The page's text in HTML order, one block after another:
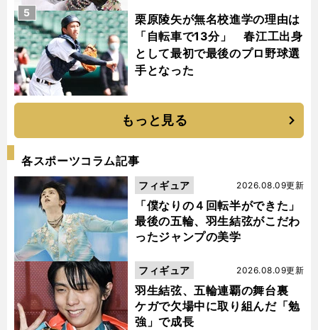
栗原陵矢が無名校進学の理由は
「自転車で13分」 春江工出身
として最初で最後のプロ野球選
手となった
5
もっと見る
各スポーツコラム記事
「僕なりの４回転半ができた」
最後の五輪、羽生結弦がこだわ
ったジャンプの美学
2026.08.09更新
フィギュア
羽生結弦、五輪連覇の舞台裏
ケガで欠場中に取り組んだ「勉
強」で成長
2026.08.09更新
フィギュア